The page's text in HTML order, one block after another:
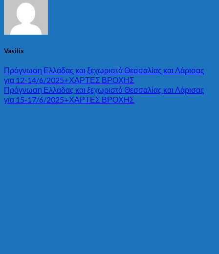
Vasilis
Πρόγνωση Ελλάδας και ξεχωριστά Θεσσαλίας και Λάρισας
για 12-14/6/2025+ΧΑΡΤΕΣ ΒΡΟΧΗΣ
Πρόγνωση Ελλάδας και ξεχωριστά Θεσσαλίας και Λάρισας
για 15-17/6/2025+ΧΑΡΤΕΣ ΒΡΟΧΗΣ